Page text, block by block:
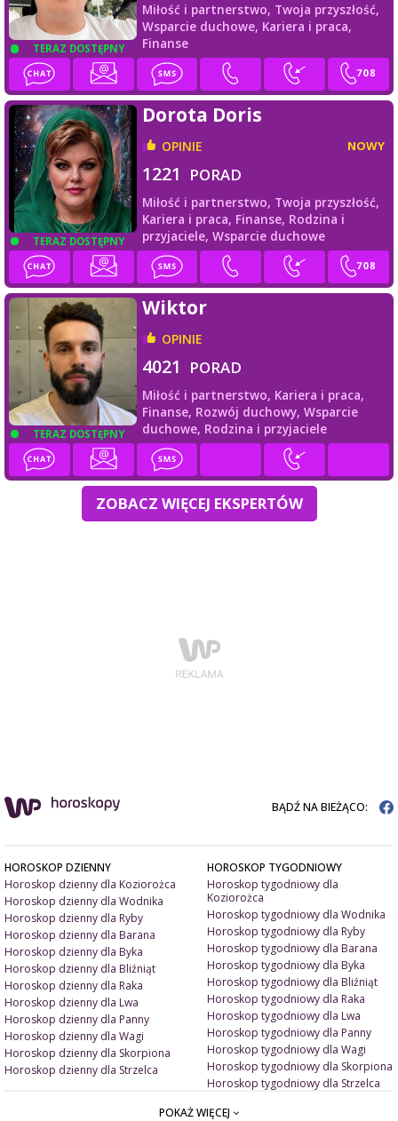
TERAZ DOSTĘPNY
Miłość i partnerstwo, Twoja przyszłość,
Wsparcie duchowe, Kariera i praca,
Finanse
TERAZ DOSTĘPNY
Dorota Doris
OPINIE NOWY
1221 PORAD
Miłość i partnerstwo, Twoja przyszłość,
Kariera i praca, Finanse, Rodzina i
przyjaciele, Wsparcie duchowe
TERAZ DOSTĘPNY
Wiktor
OPINIE
4021 PORAD
Miłość i partnerstwo, Kariera i praca,
Finanse, Rozwój duchowy, Wsparcie
duchowe, Rodzina i przyjaciele
ZOBACZ WIĘCEJ EKSPERTÓW
BĄDŹ NA BIEŻĄCO:
HOROSKOP DZIENNY
Horoskop dzienny dla Koziorożca
Horoskop dzienny dla Wodnika
Horoskop dzienny dla Ryby
Horoskop dzienny dla Barana
Horoskop dzienny dla Byka
Horoskop dzienny dla Bliźniąt
Horoskop dzienny dla Raka
Horoskop dzienny dla Lwa
Horoskop dzienny dla Panny
Horoskop dzienny dla Wagi
Horoskop dzienny dla Skorpiona
Horoskop dzienny dla Strzelca
HOROSKOP TYGODNIOWY
Horoskop tygodniowy dla
Koziorożca
Horoskop tygodniowy dla Wodnika
Horoskop tygodniowy dla Ryby
Horoskop tygodniowy dla Barana
Horoskop tygodniowy dla Byka
Horoskop tygodniowy dla Bliźniąt
Horoskop tygodniowy dla Raka
Horoskop tygodniowy dla Lwa
Horoskop tygodniowy dla Panny
Horoskop tygodniowy dla Wagi
Horoskop tygodniowy dla Skorpiona
Horoskop tygodniowy dla Strzelca
ZNAK ZODIAKU A
POKAŻ WIĘCEJ